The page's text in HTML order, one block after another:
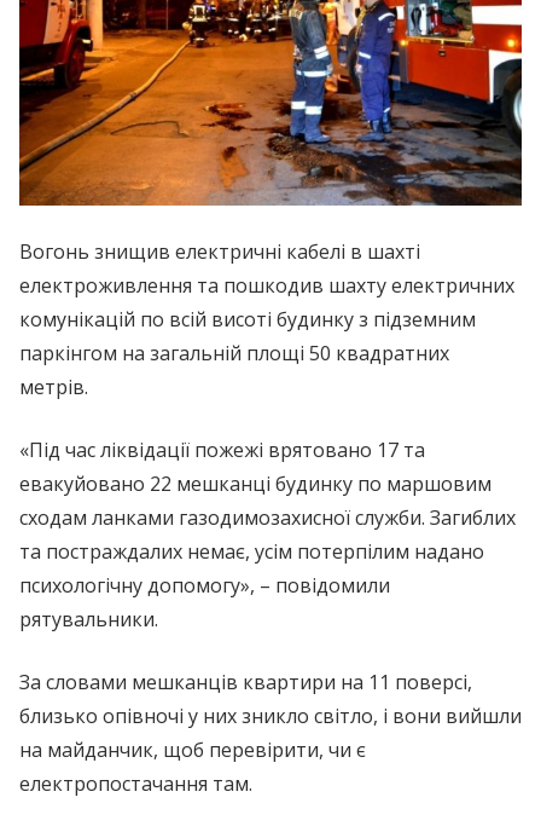
Вогонь знищив електричні кабелі в шахті
електроживлення та пошкодив шахту електричних
комунікацій по всій висоті будинку з підземним
паркінгом на загальній площі 50 квадратних
метрів.
«Під час ліквідації пожежі врятовано 17 та
евакуйовано 22 мешканці будинку по маршовим
сходам ланками газодимозахисної служби. Загиблих
та постраждалих немає, усім потерпілим надано
психологічну допомогу», – повідомили
рятувальники.
За словами мешканців квартири на 11 поверсі,
близько опівночі у них зникло світло, і вони вийшли
на майданчик, щоб перевірити, чи є
електропостачання там.